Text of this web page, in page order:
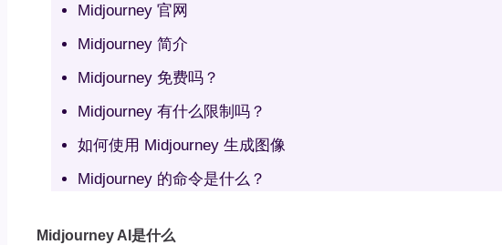
Midjourney 官网
Midjourney 简介
Midjourney 免费吗？
Midjourney 有什么限制吗？
如何使用 Midjourney 生成图像
Midjourney 的命令是什么？
Midjourney AI是什么